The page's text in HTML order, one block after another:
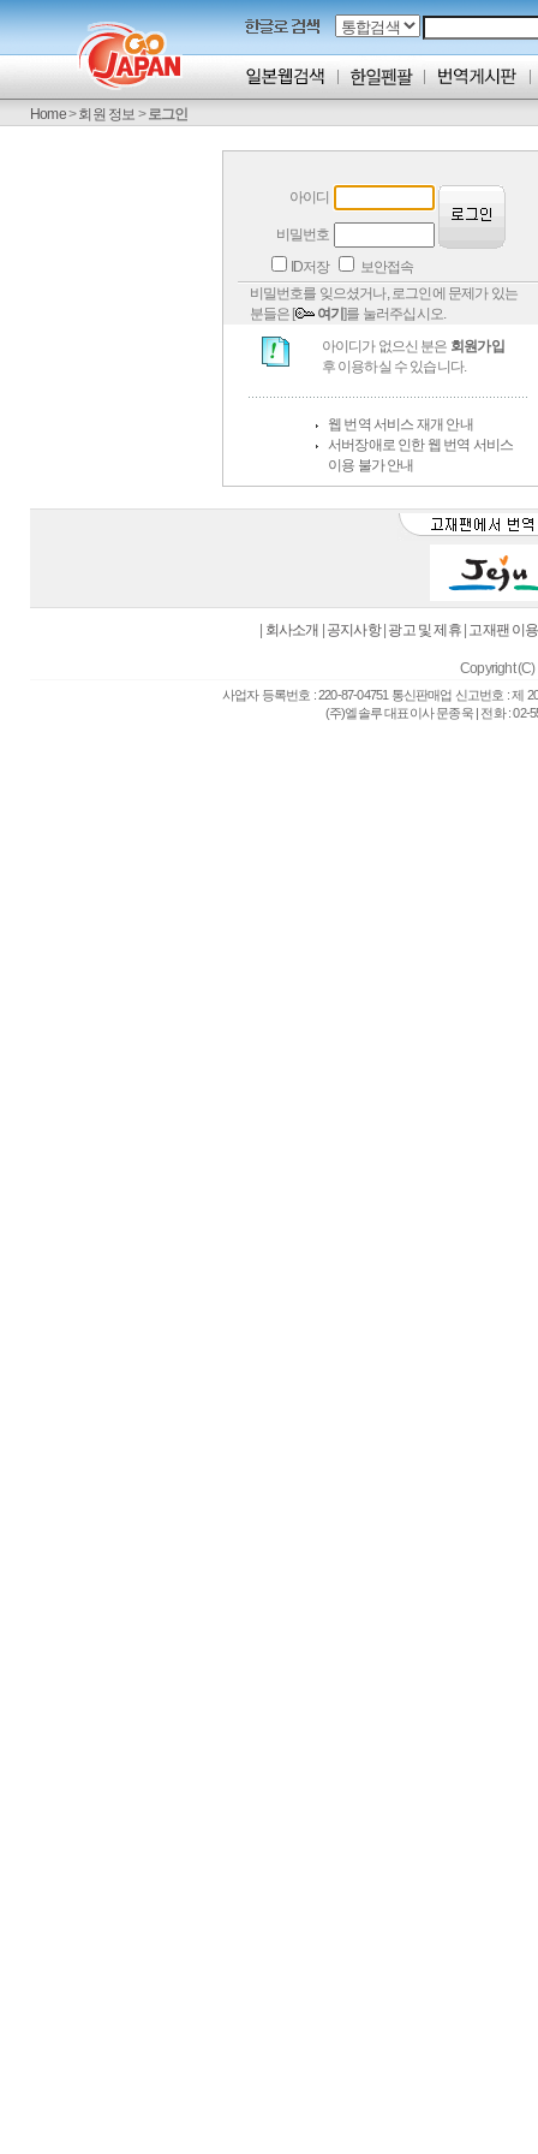
Home>회원 정보 >로그인
아이디
비밀번호
ID저장
보안접속
비밀번호를 잊으셨거나, 로그인에 문제가 있는
분들은 [
여기]를 눌러주십시오.
아이디가 없으신 분은 회원가입
후 이용하실 수 있습니다.
웹 번역 서비스 재개 안내
서버장애로 인한 웹 번역 서비스
이용 불가 안내
회사소개 공지사항| 광고 및 제휴| 고재팬 이
Copyright (C)
사업자 등록번호 : 220-87-04751 통신판매업 신고번호 : 제
(주)엘솔루 대표이사 문종욱 | 전화 : 02-